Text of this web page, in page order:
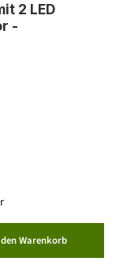
2 LED
-
Warenkorb